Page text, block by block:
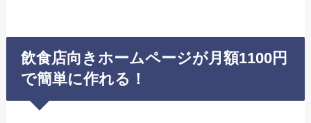
飲食店向きホームページが月額1100円
で簡単に作れる！